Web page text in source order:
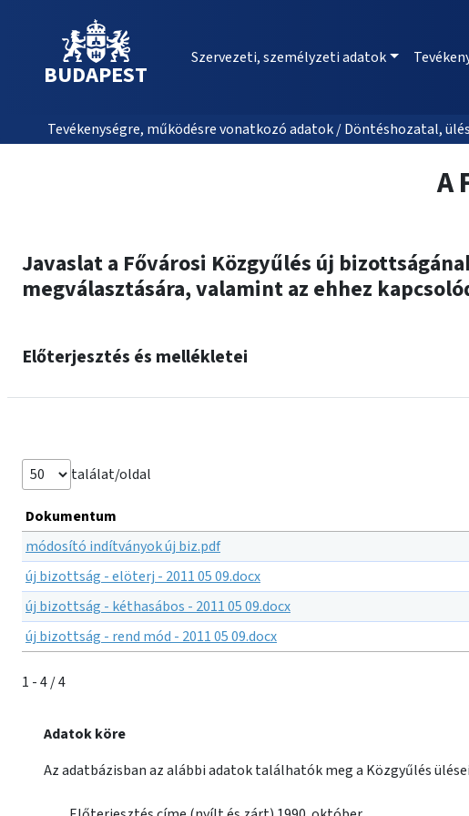
BUDAPEST
Szervezeti, személyzeti adatok
Tevékenységre, működésre vonatkozó adatok / Döntéshozatal,
A
Javaslat a Fővárosi Közgyűlés új
megválasztására, valamint az ehhez
Előterjesztés és mellékletei
találat/oldal
Dokumentum
módosító indítványok új biz.pdf
új bizottság - elöterj - 2011 05 09.docx
új bizottság - kéthasábos - 2011 05 09.docx
új bizottság - rend mód - 2011 05 09.docx
1 - 4 / 4
Adatok köre
Az adatbázisban az alábbi adatok találhatók meg a Közgyűlés